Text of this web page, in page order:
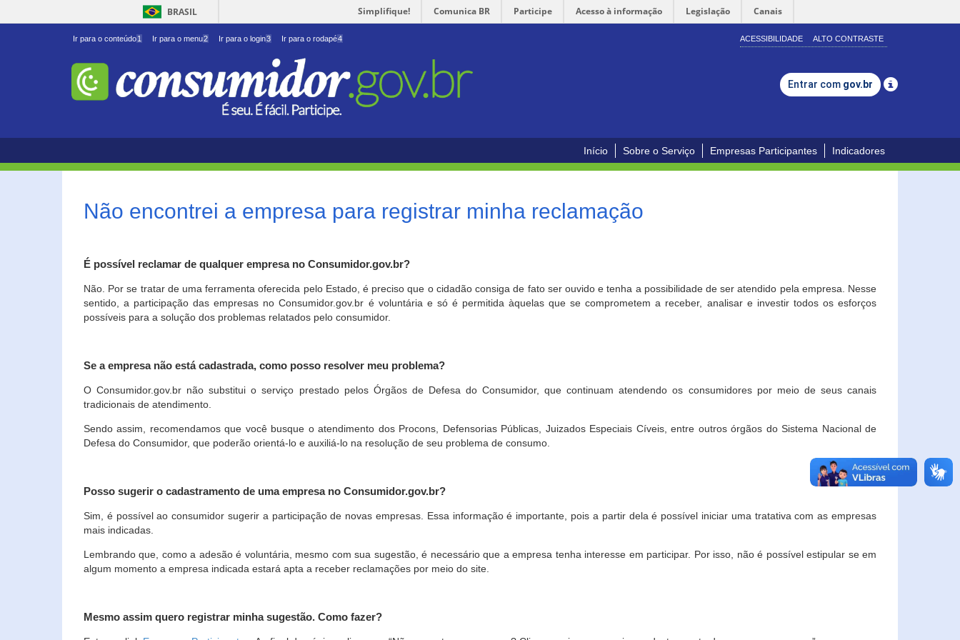
BRASIL Simplifique! Comunica BR Participe Acesso à informação Legislação Canais
Ir para o conteúdo1 Ir para o menu2 Ir para o login3 Ir para o rodapé4 ACESSIBILIDADE ALTO CONTRASTE
Entrar com gov.br
Início Sobre o Serviço Empresas Participantes Indicadores
Não encontrei a empresa para registrar minha reclamação
É possível reclamar de qualquer empresa no Consumidor.gov.br?
Não. Por se tratar de uma ferramenta oferecida pelo Estado, é preciso que o cidadão consiga de fato ser ouvido e tenha a possibilidade de ser atendido pela empresa. Nesse
sentido, a participação das empresas no Consumidor.gov.br é voluntária e só é permitida àquelas que se comprometem a receber, analisar e investir todos os esforços
possíveis para a solução dos problemas relatados pelo consumidor.
Se a empresa não está cadastrada, como posso resolver meu problema?
O Consumidor.gov.br não substitui o serviço prestado pelos Órgãos de Defesa do Consumidor, que continuam atendendo os consumidores por meio de seus canais
tradicionais de atendimento.
Sendo assim, recomendamos que você busque o atendimento dos Procons, Defensorias Públicas, Juizados Especiais Cíveis, entre outros órgãos do Sistema Nacional de
Defesa do Consumidor, que poderão orientá-lo e auxiliá-lo na resolução de seu problema de consumo.
Posso sugerir o cadastramento de uma empresa no Consumidor.gov.br?
Sim, é possível ao consumidor sugerir a participação de novas empresas. Essa informação é importante, pois a partir dela é possível iniciar uma tratativa com as empresas
mais indicadas.
Lembrando que, como a adesão é voluntária, mesmo com sua sugestão, é necessário que a empresa tenha interesse em participar. Por isso, não é possível estipular se em
algum momento a empresa indicada estará apta a receber reclamações por meio do site.
Mesmo assim quero registrar minha sugestão. Como fazer?